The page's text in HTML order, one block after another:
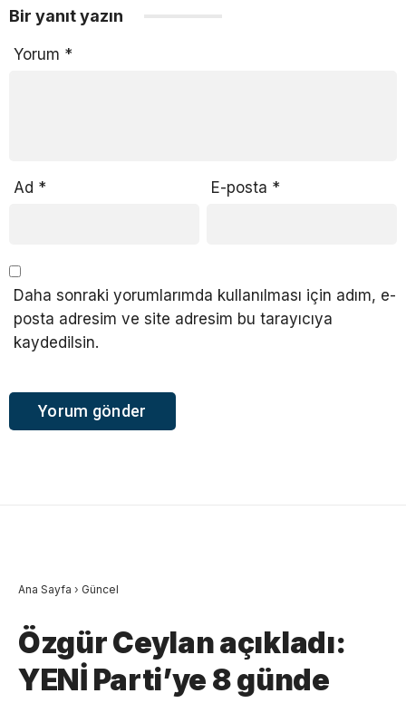
Bir yanıt yazın
Yorum *
Ad * E-posta *
Daha sonraki yorumlarımda kullanılması için adım, e-
posta adresim ve site adresim bu tarayıcıya
kaydedilsin.
Ana Sayfa › Güncel
Özgür Ceylan açıkladı:
YENİ Parti’ye 8 günde